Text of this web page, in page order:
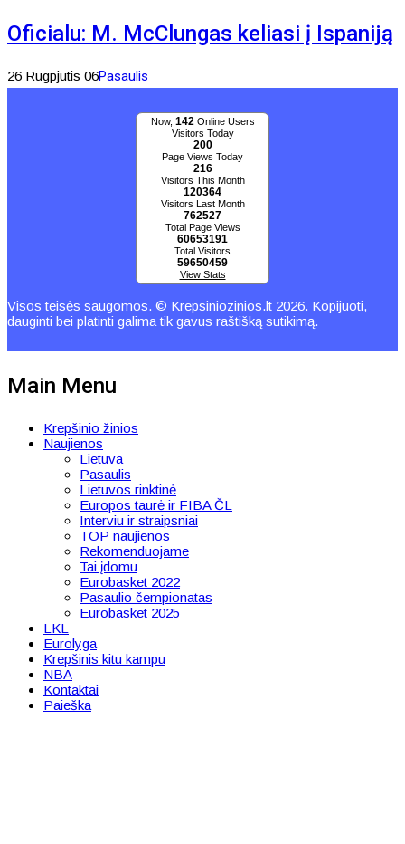
Oficialu: M. McClungas keliasi į Ispaniją
26 Rugpjūtis 06Pasaulis
Now, 142 Online Users
Visitors Today
200
Page Views Today
216
Visitors This Month
120364
Visitors Last Month
762527
Total Page Views
60653191
Total Visitors
59650459
View Stats
Visos teisės saugomos. © Krepsiniozinios.lt 2026. Kopijuoti,
dauginti bei platinti galima tik gavus raštišką sutikimą.
Main Menu
Krepšinio žinios
Naujienos
Lietuva
Pasaulis
Lietuvos rinktinė
Europos taurė ir FIBA ČL
Interviu ir straipsniai
TOP naujienos
Rekomenduojame
Tai įdomu
Eurobasket 2022
Pasaulio čempionatas
Eurobasket 2025
LKL
Eurolyga
Krepšinis kitu kampu
NBA
Kontaktai
Paieška